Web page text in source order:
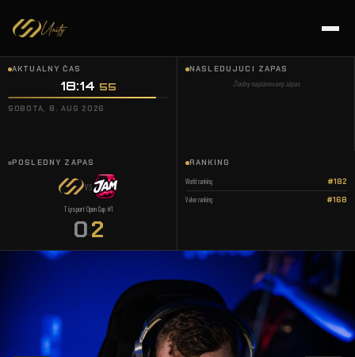
AKTUÁLNY ČAS
18:14 56
SOBOTA, 8. AUG 2026
NASLEDUJÚCI ZÁPAS
Žiadny naplánovaný zápas
POSLEDNÝ ZÁPAS
VS
Tipsport Open Cup #1
0:2
RANKING
World ranking #182
Valve ranking #168